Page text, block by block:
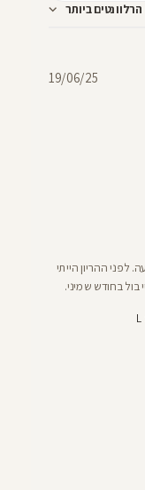
הרלוונטים ביותר
ההריון הייתי
L
19/06/25